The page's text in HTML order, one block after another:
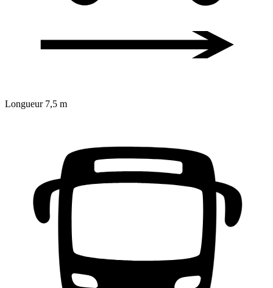
Longueur 7,5 m